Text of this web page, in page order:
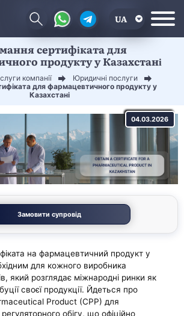
UA
сертифіката для
продукту у Казахстані
компанії
Юридичні послуги
для фармацевтичного продукту у
Казахстані
04.03.2026
Замовити супровід
на фармацевтичний продукт у
для кожного виробника
який розглядає міжнародні ринки як
своєї продукції. Йдеться про
Product (CPP) для
обігу, що офіційно